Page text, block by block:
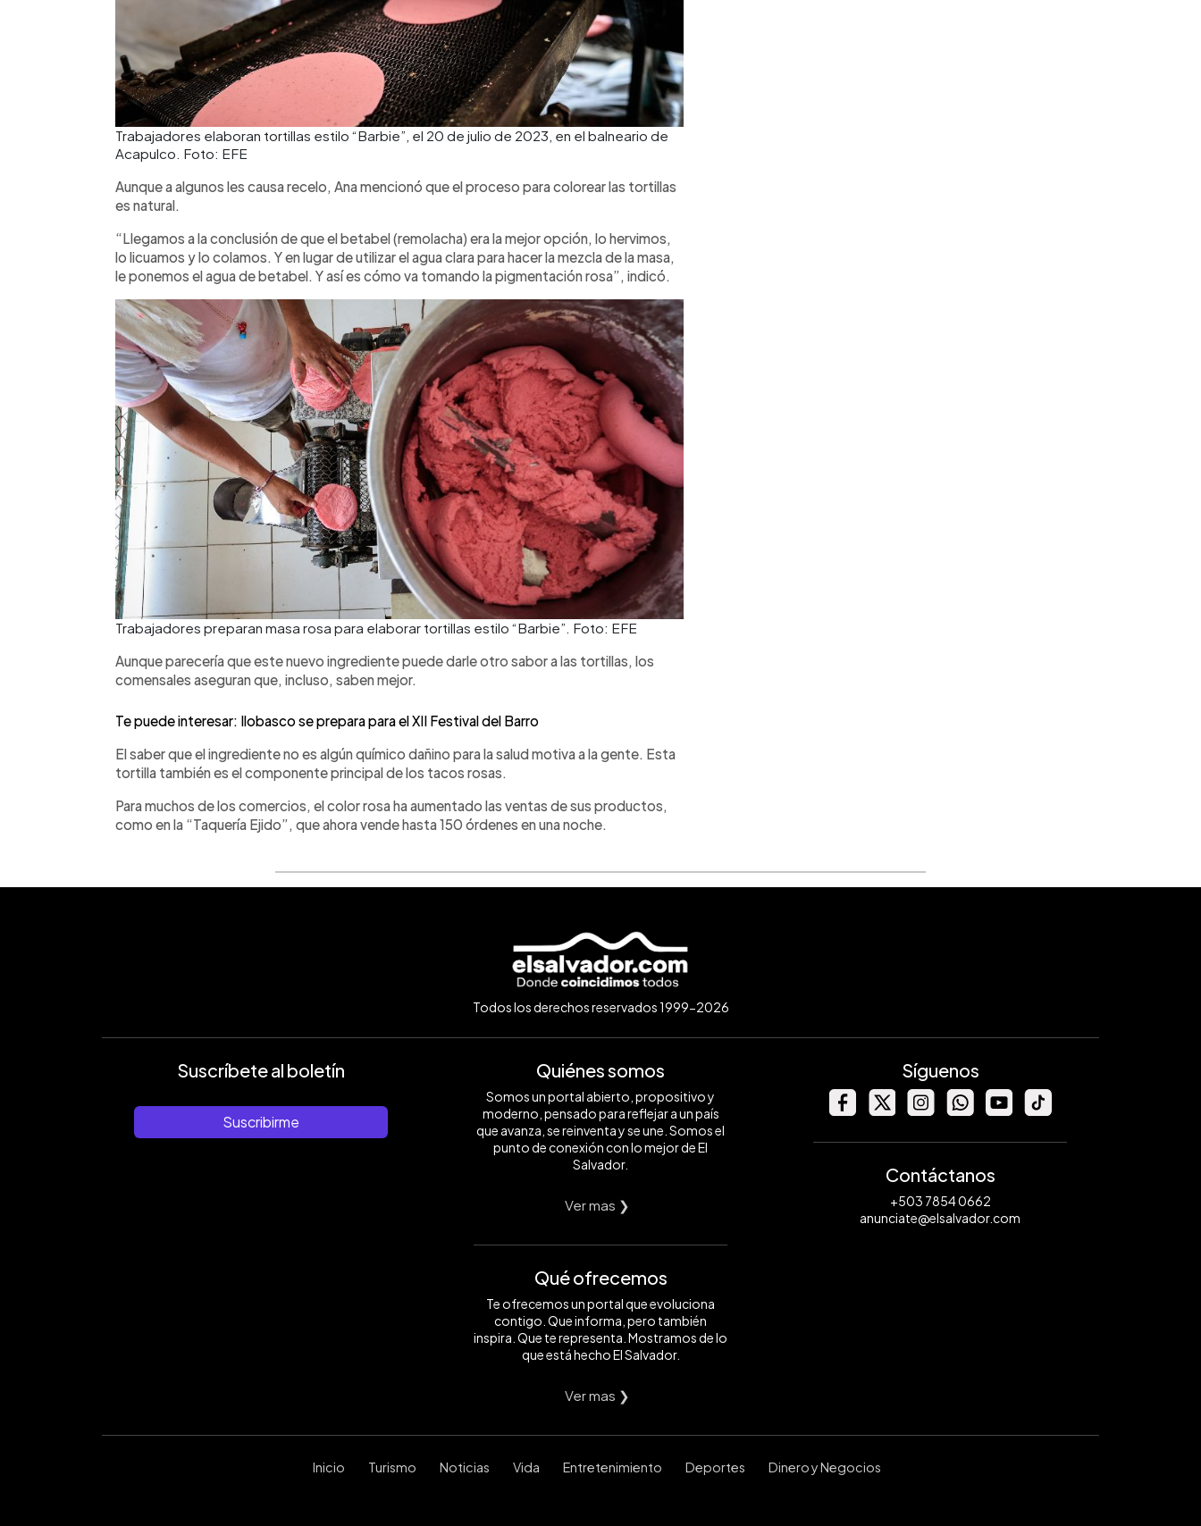
Trabajadores elaboran tortillas estilo “Barbie”, el 20 de julio de 2023, en el balneario de
Acapulco. Foto: EFE
Aunque a algunos les causa recelo, Ana mencionó que el proceso para colorear las tortillas
es natural.
“Llegamos a la conclusión de que el betabel (remolacha) era la mejor opción, lo hervimos,
lo licuamos y lo colamos. Y en lugar de utilizar el agua clara para hacer la mezcla de la masa,
le ponemos el agua de betabel. Y así es cómo va tomando la pigmentación rosa”, indicó.
Trabajadores preparan masa rosa para elaborar tortillas estilo “Barbie”. Foto: EFE
Aunque parecería que este nuevo ingrediente puede darle otro sabor a las tortillas, los
comensales aseguran que, incluso, saben mejor.
Te puede interesar: Ilobasco se prepara para el XII Festival del Barro
El saber que el ingrediente no es algún químico dañino para la salud motiva a la gente. Esta
tortilla también es el componente principal de los tacos rosas.
Para muchos de los comercios, el color rosa ha aumentado las ventas de sus productos,
como en la “Taquería Ejido”, que ahora vende hasta 150 órdenes en una noche.
Todos los derechos reservados 1999-2026
Suscríbete al boletín
Suscribirme
Quiénes somos
Somos un portal abierto, propositivo y
moderno, pensado para reflejar a un país
que avanza, se reinventa y se une. Somos el
punto de conexión con lo mejor de El
Salvador.
Ver mas ❯
Qué ofrecemos
Te ofrecemos un portal que evoluciona
contigo. Que informa, pero también
inspira. Que te representa. Mostramos de lo
que está hecho El Salvador.
Ver mas ❯
Síguenos
Contáctanos
+503 7854 0662
anunciate@elsalvador.com
Inicio Turismo Noticias Vida Entretenimiento Deportes Dinero y Negocios